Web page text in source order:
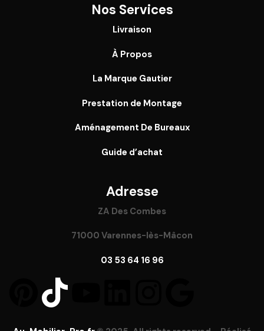
Nos Services
Livraison
À Propos
La Marque Gautier
Prestation de Montage
Aménagement De Bureaux
Guide d’achat
Adresse
ZA Des Combes
71000 Varennes-lès-Mâcon
03 53 64 16 96